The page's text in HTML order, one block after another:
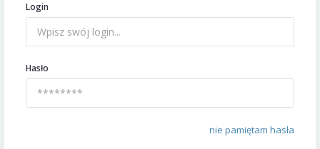
Login
Hasło
nie pamiętam hasła